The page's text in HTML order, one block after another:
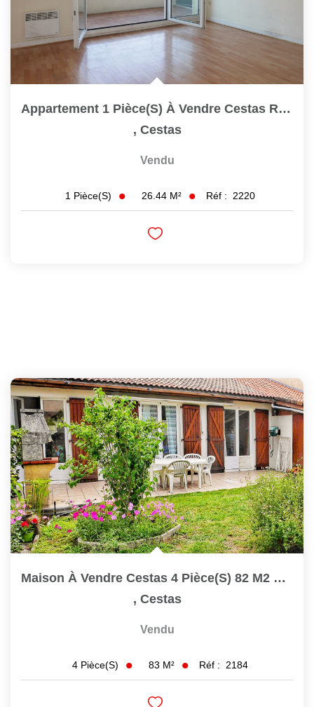
Appartement 1 Pièce(s) À Vendre Cestas Ref 2220
, Cestas
Vendu
1 Pièce(s) 26.44 M² Réf : 2220
Maison À Vendre Cestas 4 Pièce(s) 82 M2 Ref 2184
, Cestas
Vendu
4 Pièce(s) 83 M² Réf : 2184